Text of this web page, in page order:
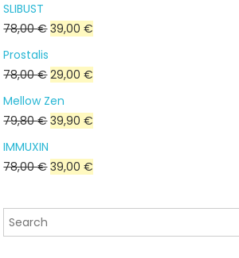
bola:
176,00 €.
SLIBUST
78,00€Pôvodná
bola:
78,00 €.
39,00€
je:
39,00 €.
Prostalis
78,00€Pôvodná
bola:
78,00 €.
29,00€
je:
29,00 €.
Mellow Zen
79,80€Pôvodná
bola:
79,80 €.
39,90€
je:
39,90 €.
IMMUXIN
78,00€Pôvodná
bola:
39,00€
je: